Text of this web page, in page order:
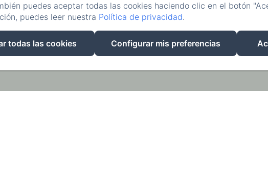
EN FR ES
Desarrollado con Amenitiz
puedes aceptar todas las cookies haciendo clic en el botón
puedes leer nuestra Política de privacidad.
todas las cookies Configurar mis preferencias